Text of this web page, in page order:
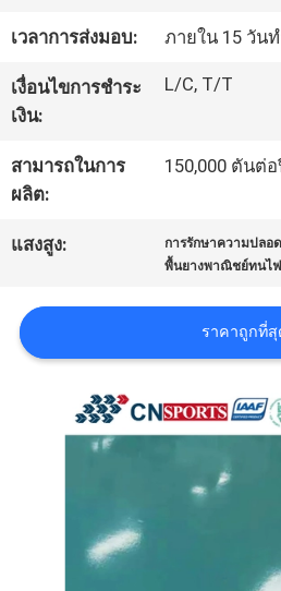
คุณภาพ
ติดต่อ
เรา
ขอ
เสนอ
เวลาการส่งมอบ: ภายใน 15 วัน
เงื่อนไขการชำระ
เงิน:
L/C, T/T
สามารถในการ
ผลิต:
150,000 ตันต่อ
แสงสูง: การรักษาความปลอ
พื้นยางพาณิชย์ทนไฟ
ราคาถูกที่สุ